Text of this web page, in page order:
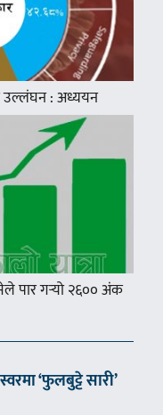
उल्लंघन : अध्ययन
पार गर्‍यो २६०० अंक
‘फुलबुट्टे सारी’